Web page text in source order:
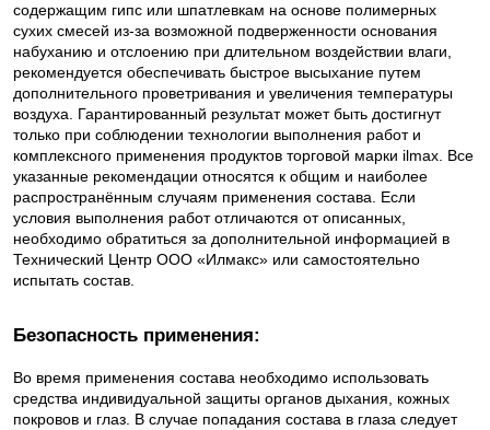
содержащим гипс или шпатлевкам на основе полимерных
сухих смесей из-за возможной подверженности основания
набуханию и отслоению при длительном воздействии влаги,
рекомендуется обеспечивать быстрое высыхание путем
дополнительного проветривания и увеличения температуры
воздуха. Гарантированный результат может быть достигнут
только при соблюдении технологии выполнения работ и
комплексного применения продуктов торговой марки ilmax. Все
указанные рекомендации относятся к общим и наиболее
распространённым случаям применения состава. Если
условия выполнения работ отличаются от описанных,
необходимо обратиться за дополнительной информацией в
Технический Центр ООО «Илмакс» или самостоятельно
испытать состав.
Безопасность применения:
Во время применения состава необходимо использовать
средства индивидуальной защиты органов дыхания, кожных
покровов и глаз. В случае попадания состава в глаза следует